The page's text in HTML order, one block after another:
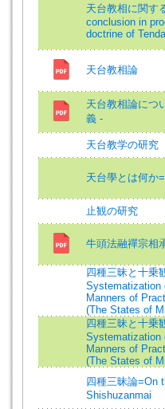
天台教相に関す
conclusion in
doctrine of
天台教相論
天台教相論につ
義 -
天台教学の研究
天台學とは何か
止観の研究
牛頭法融禪宗相
四種三昧と十乗
Systematization
Manners of
(The States of
四種三昧と十乗
Systematization
Manners of
(The States of
四種三昧論=On
Shishuzanmai